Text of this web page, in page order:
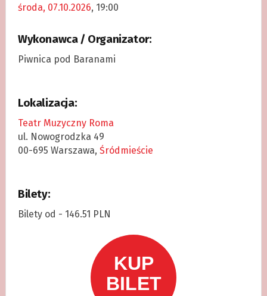
środa, 07.10.2026, 19:00
Wykonawca / Organizator:
Piwnica pod Baranami
Lokalizacja:
Teatr Muzyczny Roma
ul. Nowogrodzka 49
00-695 Warszawa, Śródmieście
Bilety:
Bilety od - 146.51 PLN